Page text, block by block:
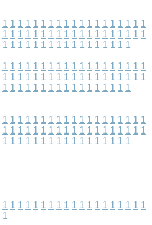
1 1 1 1 1 1 1 1 1 1 1 1 1 1 1 1 1 1 1
1 1 1 1 1 1 1 1 1 1 1 1 1 1 1 1 1 1 1
1 1 1 1 1 1 1 1 1 1 1 1 1 1 1 1 1
1 1 1 1 1 1 1 1 1 1 1 1 1 1 1 1 1 1 1
1 1 1 1 1 1 1 1 1 1 1 1 1 1 1 1 1 1 1
1 1 1 1 1 1 1 1 1 1 1 1 1 1 1 1 1
1 1 1 1 1 1 1 1 1 1 1 1 1 1 1 1 1 1 1
1 1 1 1 1 1 1 1 1 1 1 1 1 1 1 1 1 1 1
1 1 1 1 1 1 1 1 1 1 1 1 1 1 1 1 1
1 1 1 1 1 1 1 1 1 1 1 1 1 1 1 1 1 1 1
1